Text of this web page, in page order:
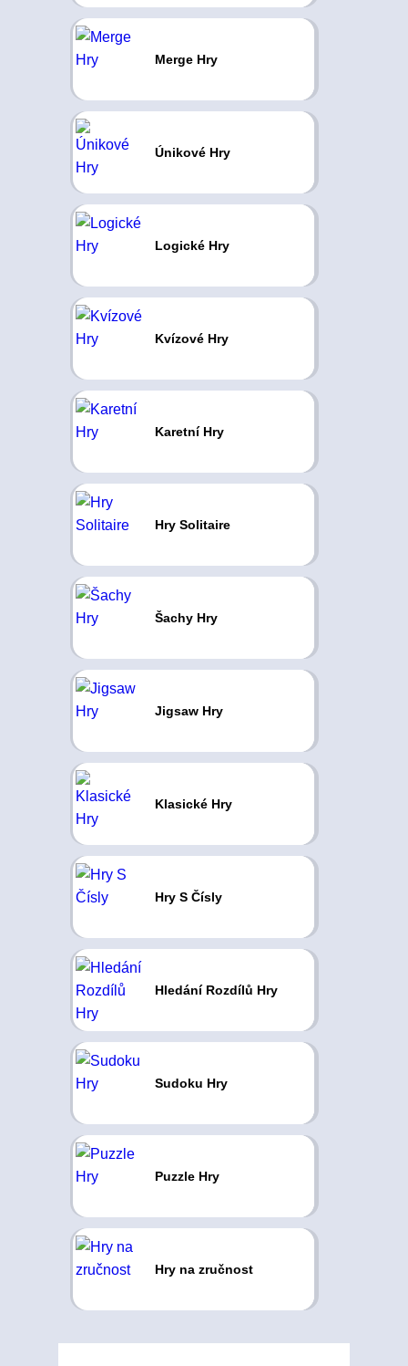
Merge Hry
Únikové Hry
Logické Hry
Kvízové Hry
Karetní Hry
Hry Solitaire
Šachy Hry
Jigsaw Hry
Klasické Hry
Hry S Čísly
Hledání Rozdílů Hry
Sudoku Hry
Puzzle Hry
Hry na zručnost